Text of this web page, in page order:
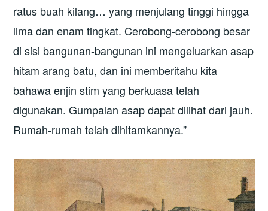
ratus buah kilang… yang menjulang tinggi hingga
lima dan enam tingkat. Cerobong-cerobong besar
di sisi bangunan-bangunan ini mengeluarkan asap
hitam arang batu, dan ini memberitahu kita
bahawa enjin stim yang berkuasa telah
digunakan. Gumpalan asap dapat dilihat dari jauh.
Rumah-rumah telah dihitamkannya.”